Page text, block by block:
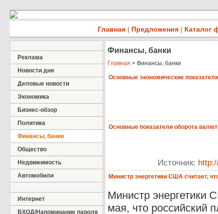
Главная | Предложения | Каталог
Реклама
Новости дня
Деловые новости
Экономика
Бизнес-обзор
Политика
Финансы, банки
Общество
Недвижимость
Автомобили
Интернет
ВХОД/Напоминание пароля
Финансы, банки
Главная > Финансы, банки
Основные экономические показатели
Основные показатели оборота
Источник:
Министр энергетики США считает,
Министр энергетики
мая, что российский